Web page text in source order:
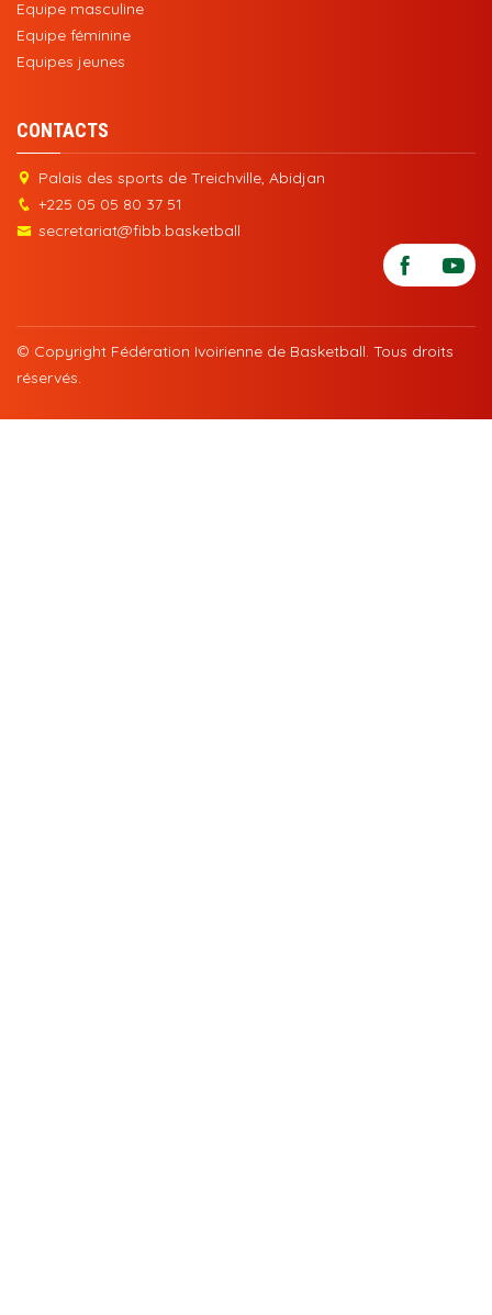
Equipe masculine
Equipe féminine
Equipes jeunes
CONTACTS
Palais des sports de Treichville, Abidjan
+225 05 05 80 37 51
secretariat@fibb.basketball
© Copyright Fédération Ivoirienne de Basketball. Tous droits
réservés.